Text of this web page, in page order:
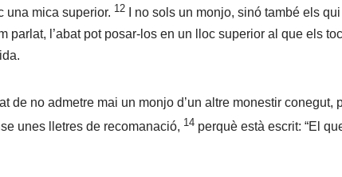
una mica superior. 12I no sols un monjo, sinó també els
parlat, l’abat pot posar-los en un lloc superior al que els
de no admetre mai un monjo d’un altre monestir conegut,
unes lletres de recomanació, 14perquè està escrit: “El